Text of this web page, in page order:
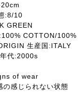
:8/10
GREEN
COTTON/100%
生産国:ITALY
代:2000s
of wear
の感じられない状態